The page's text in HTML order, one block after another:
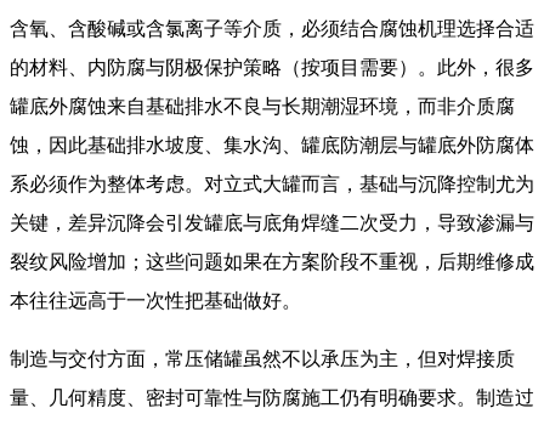
含氧、含酸碱或含氯离子等介质，必须结合腐蚀机理选择合适
的材料、内防腐与阴极保护策略（按项目需要）。此外，很多
罐底外腐蚀来自基础排水不良与长期潮湿环境，而非介质腐
蚀，因此基础排水坡度、集水沟、罐底防潮层与罐底外防腐体
系必须作为整体考虑。对立式大罐而言，基础与沉降控制尤为
关键，差异沉降会引发罐底与底角焊缝二次受力，导致渗漏与
裂纹风险增加；这些问题如果在方案阶段不重视，后期维修成
本往往远高于一次性把基础做好。
制造与交付方面，常压储罐虽然不以承压为主，但对焊接质
量、几何精度、密封可靠性与防腐施工仍有明确要求。制造过